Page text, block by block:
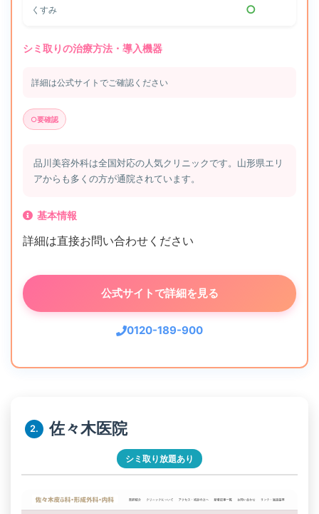
くすみ ○
シミ取りの治療方法・導入機器
詳細は公式サイトでご確認ください
○要確認
品川美容外科は全国対応の人気クリニックです。山形県エリ
アからも多くの方が通院されています。
基本情報
詳細は直接お問い合わせください
公式サイトで詳細を見る
0120-189-900
2. 佐々木医院
シミ取り放題あり